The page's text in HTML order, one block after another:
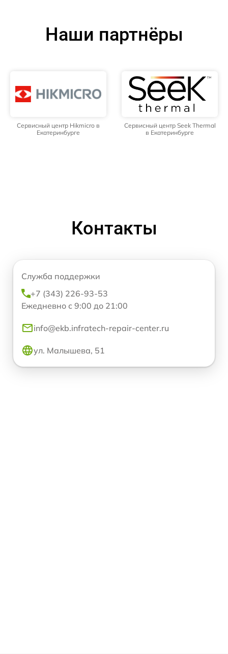
Наши партнёры
Сервисный центр Hikmicro в
Екатеринбурге
Сервисный центр Seek Thermal
в Екатеринбурге
Контакты
Служба поддержки
+7 (343) 226-93-53
Ежедневно с 9:00 до 21:00
info@ekb.infratech-repair-center.ru
ул. Малышева, 51